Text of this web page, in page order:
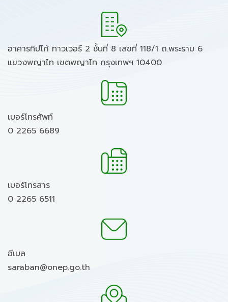
อาคารทิปโก้ ทาวเวอร์ 2 ชั้นที่ 8 เลขที่ 118/1 ถ.พระราม 6
แขวงพญาไท เขตพญาไท กรุงเทพฯ 10400
เบอร์โทรศัพท์
0 2265 6689
เบอร์โทรสาร
0 2265 6511
อีเมล
saraban@onep.go.th